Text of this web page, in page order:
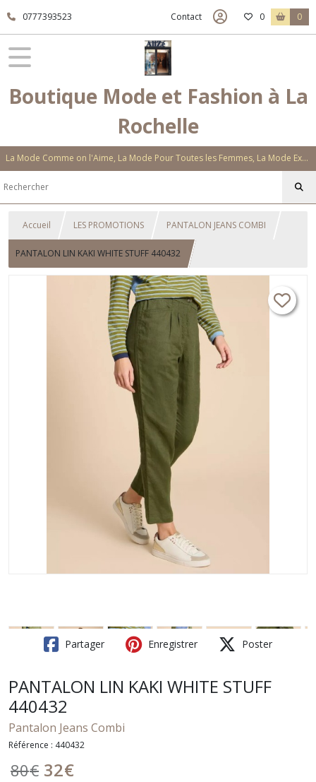
0777393523 Contact 0 0
Boutique Mode et Fashion à La
Rochelle
La Mode Comme on l'Aime, La Mode Pour Toutes les Femmes, La Mode Exclusive Aux Matières Et Couleurs Novatrices, La Mode Qui Vous Séduira
Accueil LES PROMOTIONS PANTALON JEANS COMBI
PANTALON LIN KAKI WHITE STUFF 440432
Partager Enregistrer Poster
PANTALON LIN KAKI WHITE STUFF
440432
Pantalon Jeans Combi
Référence : 440432
80€ 32€